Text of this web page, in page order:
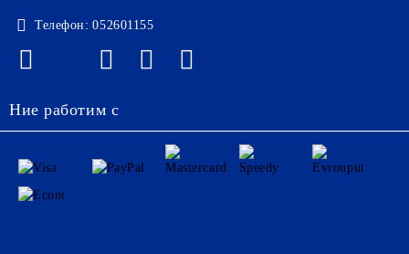
Телефон: 052601155
Ние работим с